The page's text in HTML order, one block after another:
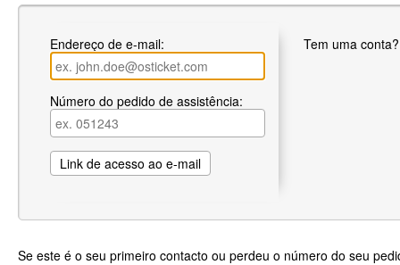
Endereço de e-mail:
Número do pedido de assistência:
Tem uma
Se este é o seu primeiro contacto ou perdeu o número do seu